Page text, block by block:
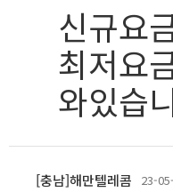
신규요
최저요
와있습
[충남]해만텔레콤 23-